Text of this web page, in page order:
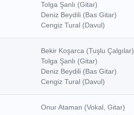
Tolga Şanlı (Gitar)
Deniz Beydili (Bas Gitar)
Cengiz Tural (Davul)
Bekir Koşarca (Tuşlu Çalgılar)
Tolga Şanlı (Gitar)
Deniz Beydili (Bas Gitar)
Cengiz Tural (Davul)
Onur Ataman (Vokal, Gitar)